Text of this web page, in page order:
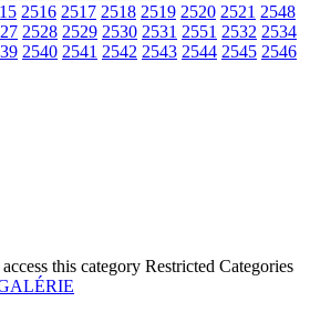
2516 2517 2518 2519 2520 2521 2548
2528 2529 2530 2531 2551 2532 2534
2540 2541 2542 2543 2544 2545 2546
Restricted Categories